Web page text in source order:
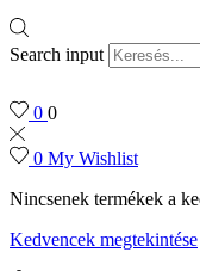
Search input
0 0
0 My Wishlist
Nincsenek termékek a
Kedvencek megtekintése